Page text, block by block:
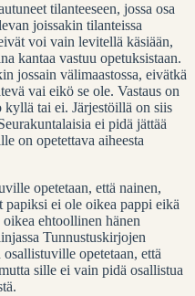
tilanteeseen, jossa osa
joissakin tilanteissa
voi vain levitellä käsiään,
kantaa vastuu opetuksistaan.
jossain välimaastossa, eivätkä
vai eikö se ole. Vastaus on
tai ei. Järjestöillä on siis
ei pidä jättää
on opetettava aiheesta
opetetaan, että nainen,
ei ole oikea pappi eikä
ehtoollinen hänen
Tunnustuskirjojen
opetetaan, että
sille ei vain pidä osallistua